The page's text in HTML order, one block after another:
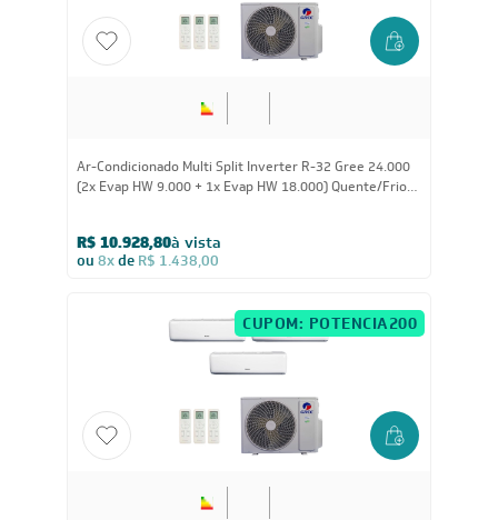
Ar-Condicionado Split Piso Teto Inverter R-32 Gree G-
Prime Compact 36.000 BTUs Só Frio 220V Monofásico
R$ 7.694,05à vista
ou 8xde R$ 1.012,38